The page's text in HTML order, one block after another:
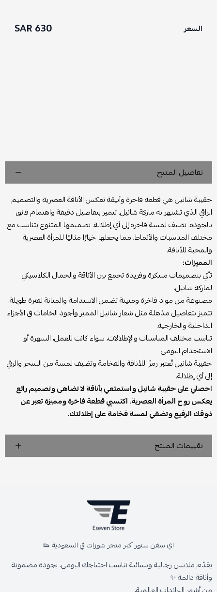
السعر 630 SAR
تفاصيل المنتج
حقيبة شانيل هي قطعة فاخرة وأنيقة تعكس الأناقة العصرية والتصميم
الراقي الذي تشتهر به ماركة شانيل. تتميز بتفاصيل دقيقة واهتمام فائق
بالجودة، تضيف لمسة فاخرة إلى أي إطلالة. تصميمها المتنوع يتناسب مع
مختلف المناسبات والأنماط، مما يجعلها خيارًا مثاليًا للمرأة العصرية
والمحبة للأناقة.
المميزات:
تأتي بتصميمات مبتكرة وفريدة تجمع بين الأناقة والجمال الكلاسيكي
لماركة شانيل.
مصنوعة من مواد فاخرة ومتينة تضمن الاستدامة والمتانة لفترة طويلة.
تتميز بتفاصيل مذهلة مثل شعار شانيل المميز وأجود الخامات في الأجزاء
الداخلية والخارجية.
تناسب مختلف المناسبات والإطلالات، سواء كانت للعمل، السهرة أو
الاستخدام اليومي.
حقيبة شانيل تُعتبر رمزًا للأناقة والفخامة وتضيف لمسة من السحر والرقي
إلى أي إطلالة.
احصلي على حقيبة شانيل واستمتعي بأناقة لا تضاهى وتصميم رائع
يعكس روح المرأة العصرية. اكتسبي قطعة فاخرة ومميزة تعبر عن
ذوقك الرفيع وتضفي لمسة فخامة على إطلالتك.
تقييمات المنتج
اي سفن ستور أكبر متجر شوزات في السعودية 👟
يقدّم ملابس رجالية ونسائية تناسب احتياجك اليومي، بجودة مضمونة
وأناقة دائمة ✨